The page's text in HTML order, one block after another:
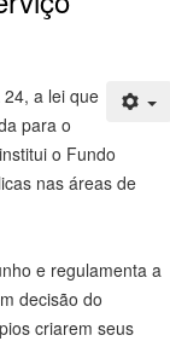
a lei que
para o
o Fundo
nas áreas de
e regulamenta a
decisão do
criarem seus